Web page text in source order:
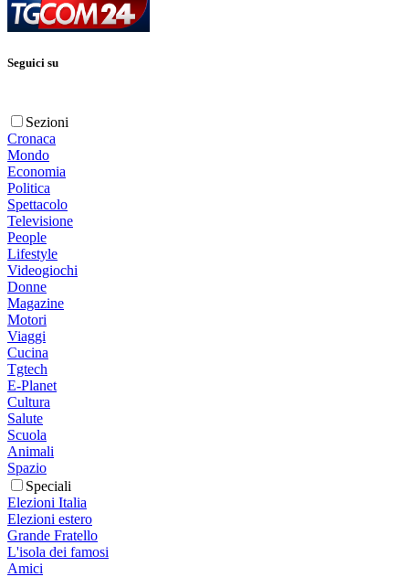
Seguici su
Sezioni
Cronaca
Mondo
Economia
Politica
Spettacolo
Televisione
People
Lifestyle
Videogiochi
Donne
Magazine
Motori
Viaggi
Cucina
Tgtech
E-Planet
Cultura
Salute
Scuola
Animali
Spazio
Speciali
Elezioni Italia
Elezioni estero
Grande Fratello
L'isola dei famosi
Amici